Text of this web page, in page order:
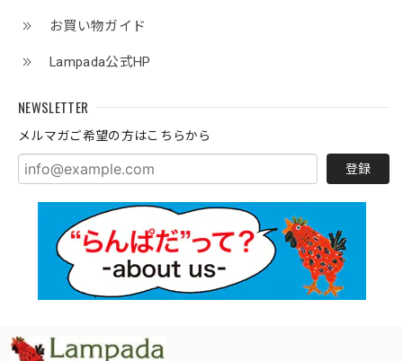
お買い物ガイド
Lampada公式HP
NEWSLETTER
メルマガご希望の方はこちらから
登録